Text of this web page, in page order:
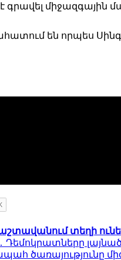
է գրավել
են որպես
տեղի
Դեմոկրատները
ծառայությունը